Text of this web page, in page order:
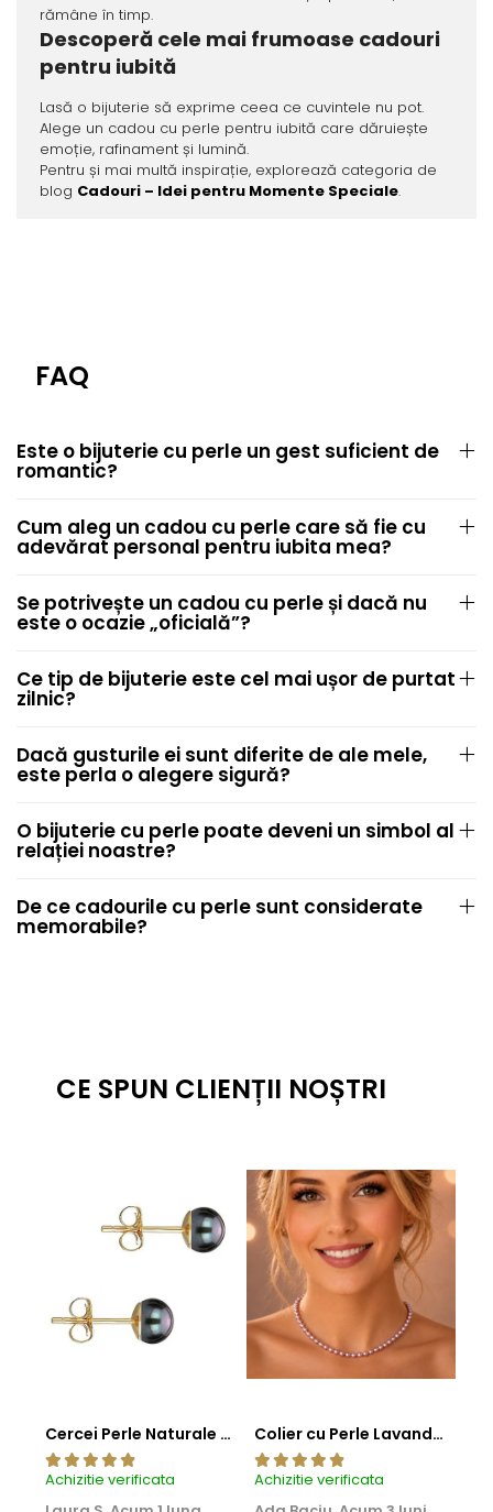
rămâne în timp.
Descoperă cele mai frumoase cadouri
pentru iubită
Lasă o bijuterie să exprime ceea ce cuvintele nu pot.
Alege un cadou cu perle pentru iubită care dăruiește
emoție, rafinament și lumină.
Pentru și mai multă inspirație, explorează categoria de
blog Cadouri – Idei pentru Momente Speciale.
FAQ
Este o bijuterie cu perle un gest suficient de
romantic?
Cum aleg un cadou cu perle care să fie cu
adevărat personal pentru iubita mea?
Se potrivește un cadou cu perle și dacă nu
este o ocazie „oficială”?
Ce tip de bijuterie este cel mai ușor de purtat
zilnic?
Dacă gusturile ei sunt diferite de ale mele,
este perla o alegere sigură?
O bijuterie cu perle poate deveni un simbol al
relației noastre?
De ce cadourile cu perle sunt considerate
memorabile?
CE SPUN CLIENȚII NOȘTRI
Cercei Perle Naturale Negre 5-6 mm, Buton AAA, Aur 14K (aur 585), Tip Șurub | KASKADDA®
Achizitie verificata
Colier cu Perle Lavanda la Baza Gatului, de 4-5 mm, Perle Rare, Calitate AAA+, Aur 14K | KASKADDA®
Achizitie verificata